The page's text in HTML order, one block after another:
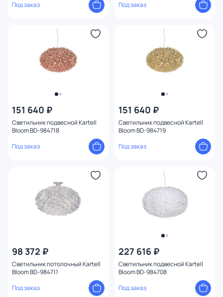
Под заказ
Под заказ
151 640 ₽
Светильник подвесной Kartell
Bloom BD-984718
Под заказ
151 640 ₽
Светильник подвесной Kartell
Bloom BD-984719
Под заказ
98 372 ₽
Светильник потолочный Kartell
Bloom BD-984711
Под заказ
227 616 ₽
Светильник подвесной Kartell
Bloom BD-984708
Под заказ